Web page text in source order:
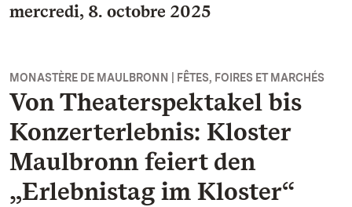
mercredi, 8. octobre 2025
MONASTÈRE DE MAULBRONN | FÊTES, FOIRES ET MARCHÉS
Von Theaterspektakel bis
Konzerterlebnis: Kloster
Maulbronn feiert den
„Erlebnistag im Kloster“